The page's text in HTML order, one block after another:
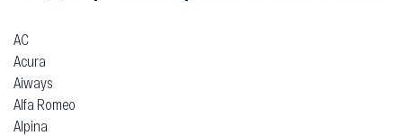
AC
Acura
Aiways
Alfa Romeo
Alpina